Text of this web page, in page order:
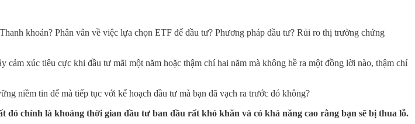
khoản? Phân vân về việc lựa chọn ETF để đầu tư? Phương pháp đầu tư? Rủi ro thị trường chứng
cảm xúc tiêu cực khi đầu tư mãi một năm hoặc thậm chí hai năm mà không hề ra một đồng lời nào, thậm chí
niềm tin để mà tiếp tục với kế hoạch đầu tư mà bạn đã vạch ra trước đó không?
chính là khoảng thời gian đầu tư ban đầu rất khó khăn và có khả năng cao rằng bạn sẽ bị thua lỗ.